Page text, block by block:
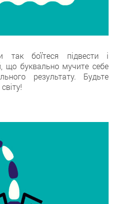
боїтеся підвести і
що буквально мучите себе
результату. Будьте